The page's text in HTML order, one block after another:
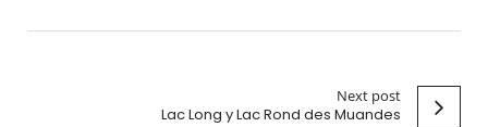
Next post
Lac Long y Lac Rond des Muandes